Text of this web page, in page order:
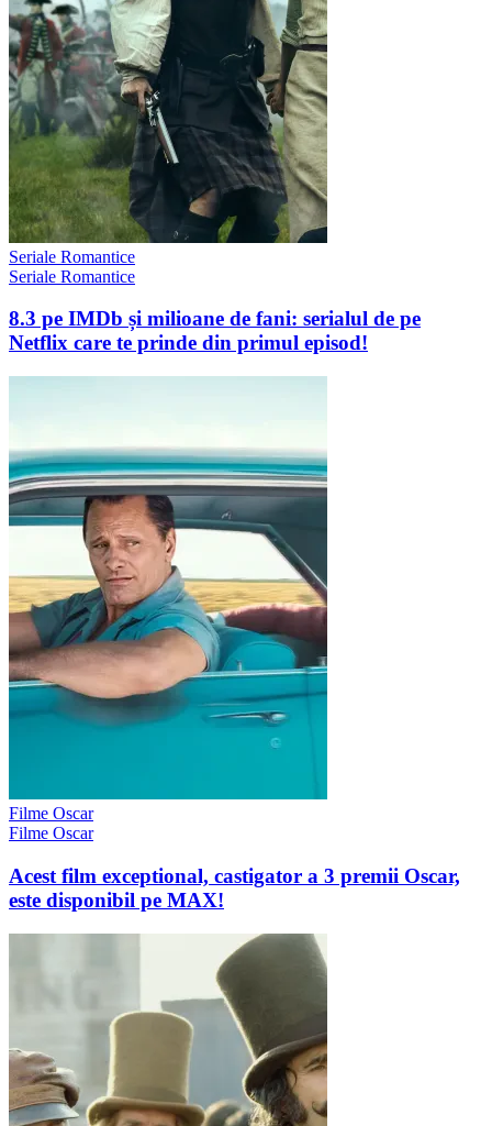
Seriale Romantice
Seriale Romantice
8.3 pe IMDb și milioane de fani: serialul de pe
Netflix care te prinde din primul episod!
Filme Oscar
Filme Oscar
Acest film exceptional, castigator a 3 premii Oscar,
este disponibil pe MAX!